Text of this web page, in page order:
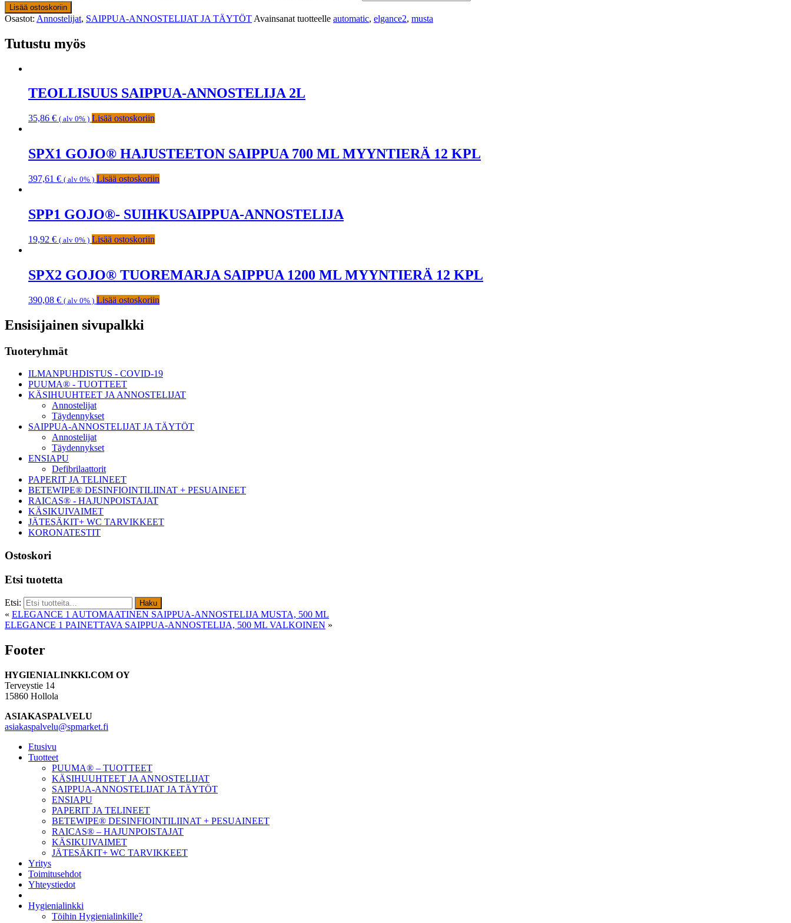
Lisää ostoskoriin
Osastot: Annostelijat, SAIPPUA-ANNOSTELIJAT JA TÄYTÖT Avainsanat tuotteelle automatic, elgance2, musta
Tutustu myös
TEOLLISUUS SAIPPUA-ANNOSTELIJA 2L
35,86 € ( alv 0% ) Lisää ostoskoriin
SPX1 GOJO® HAJUSTEETON SAIPPUA 700 ML MYYNTIERÄ 12 KPL
397,61 € ( alv 0% ) Lisää ostoskoriin
SPP1 GOJO®- SUIHKUSAIPPUA-ANNOSTELIJA
19,92 € ( alv 0% ) Lisää ostoskoriin
SPX2 GOJO® TUOREMARJA SAIPPUA 1200 ML MYYNTIERÄ 12 KPL
390,08 € ( alv 0% ) Lisää ostoskoriin
Ensisijainen sivupalkki
Tuoteryhmät
ILMANPUHDISTUS - COVID-19
PUUMA® - TUOTTEET
KÄSIHUUHTEET JA ANNOSTELIJAT
Annostelijat
Täydennykset
SAIPPUA-ANNOSTELIJAT JA TÄYTÖT
Annostelijat
Täydennykset
ENSIAPU
Defibrilaattorit
PAPERIT JA TELINEET
BETEWIPE® DESINFIOINTILIINAT + PESUAINEET
RAICAS® - HAJUNPOISTAJAT
KÄSIKUIVAIMET
JÄTESÄKIT+ WC TARVIKKEET
KORONATESTIT
Ostoskori
Etsi tuotetta
Etsi: Haku
« ELEGANCE 1 AUTOMAATINEN SAIPPUA-ANNOSTELIJA MUSTA, 500 ML
ELEGANCE 1 PAINETTAVA SAIPPUA-ANNOSTELIJA, 500 ML VALKOINEN »
Footer
HYGIENIALINKKI.COM OY
Terveystie 14
15860 Hollola
ASIAKASPALVELU
asiakaspalvelu@spmarket.fi
Etusivu
Tuotteet
PUUMA® – TUOTTEET
KÄSIHUUHTEET JA ANNOSTELIJAT
SAIPPUA-ANNOSTELIJAT JA TÄYTÖT
ENSIAPU
PAPERIT JA TELINEET
BETEWIPE® DESINFIOINTILIINAT + PESUAINEET
RAICAS® – HAJUNPOISTAJAT
KÄSIKUIVAIMET
JÄTESÄKIT+ WC TARVIKKEET
Yritys
Toimitusehdot
Yhteystiedot
Hygienialinkki
Töihin Hygienialinkille?